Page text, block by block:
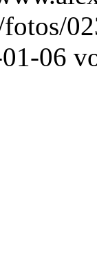
06